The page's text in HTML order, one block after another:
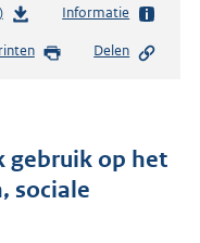
b
s
s
g
Informatie
Delen
gebruik op het
sociale